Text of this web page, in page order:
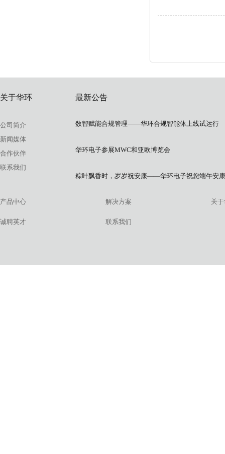
关于华环
公司简介
新闻媒体
合作伙伴
联系我们
最新公告
数智赋能合规管理——华环合规智能体上线试运行
华环电子参展MWC和亚欧博览会
粽叶飘香时，岁岁祝安康——华环电子祝您端午安康
产品中心 解决方案 关
诚聘英才 联系我们